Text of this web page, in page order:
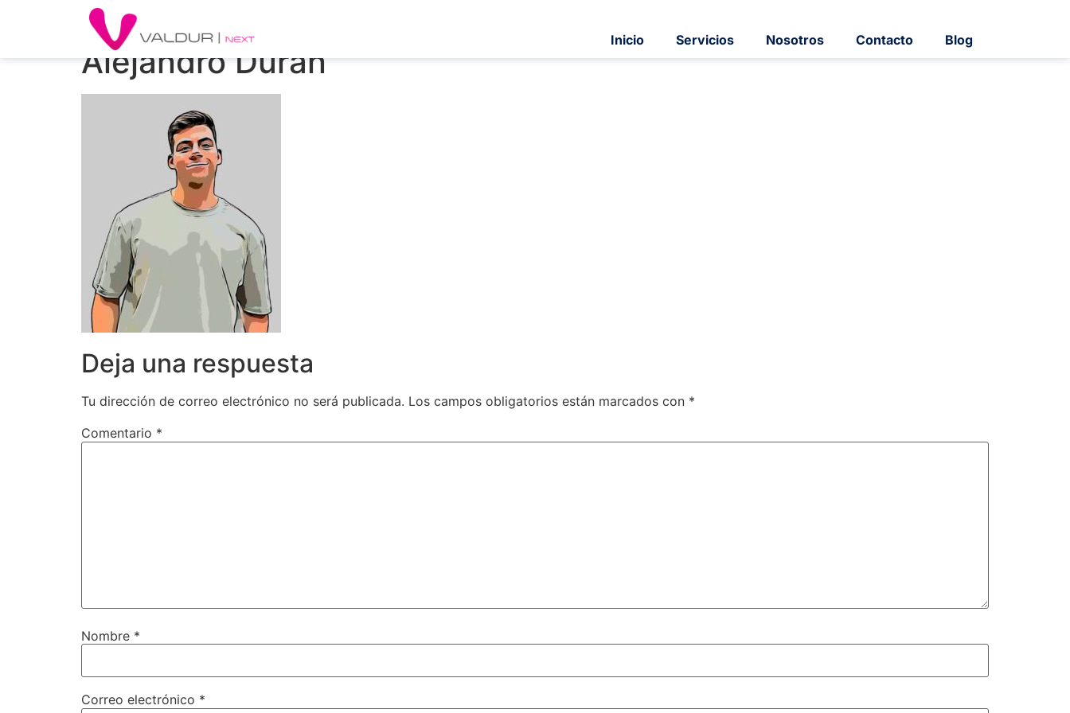
Inicio Servicios Nosotros Contacto Blog
Alejandro Duran
Deja una respuesta
Tu dirección de correo electrónico no será publicada. Los campos obligatorios están marcados con *
Comentario *
Nombre *
Correo electrónico *